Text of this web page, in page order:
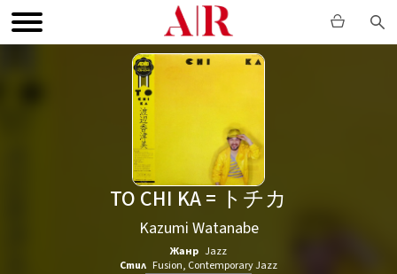
TO CHI KA = トチカ
Kazumi Watanabe
Жанр Jazz
Стил Fusion, Contemporary Jazz